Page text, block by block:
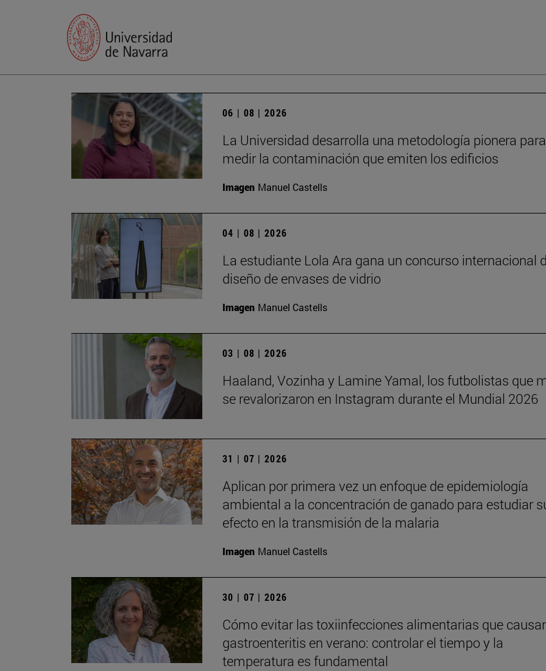
06 | 08 | 2026
La Universidad desarrolla una metodología pionera para
medir la contaminación que emiten los edificios
Imagen Manuel Castells
04 | 08 | 2026
La estudiante Lola Ara gana un concurso internacional
diseño de envases de vidrio
Imagen Manuel Castells
03 | 08 | 2026
Haaland, Vozinha y Lamine Yamal, los futbolistas que
se revalorizaron en Instagram durante el Mundial 2026
31 | 07 | 2026
Aplican por primera vez un enfoque de epidemiología
ambiental a la concentración de ganado para estudiar
efecto en la transmisión de la malaria
Imagen Manuel Castells
30 | 07 | 2026
Cómo evitar las toxiinfecciones alimentarias que
gastroenteritis en verano: controlar el tiempo y la
temperatura es fundamental